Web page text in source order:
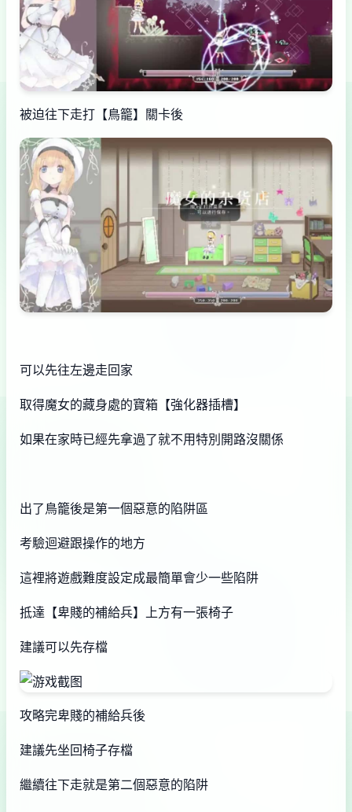
被迫往下走打【鳥籠】關卡後
可以先往左邊走回家
取得魔女的藏身處的寶箱【強化器插槽】
如果在家時已經先拿過了就不用特別開路沒關係
出了鳥籠後是第一個惡意的陷阱區
考驗迴避跟操作的地方
這裡將遊戲難度設定成最簡單會少一些陷阱
抵達【卑賤的補給兵】上方有一張椅子
建議可以先存檔
攻略完卑賤的補給兵後
建議先坐回椅子存檔
繼續往下走就是第二個惡意的陷阱